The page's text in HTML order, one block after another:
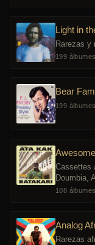
Light in
Rarezas y
199 álbumes
Bear
199 álbumes
Cassettes
Doumbia,
108 álbumes
Analog
Rarezas